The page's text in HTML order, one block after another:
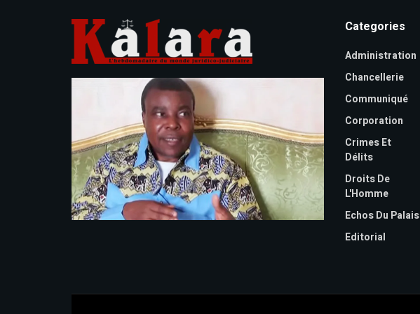
Categories
Administration
Chancellerie
Communiqué
Corporation
Crimes Et
Délits
Droits De
L'Homme
Echos Du Palais
Editorial